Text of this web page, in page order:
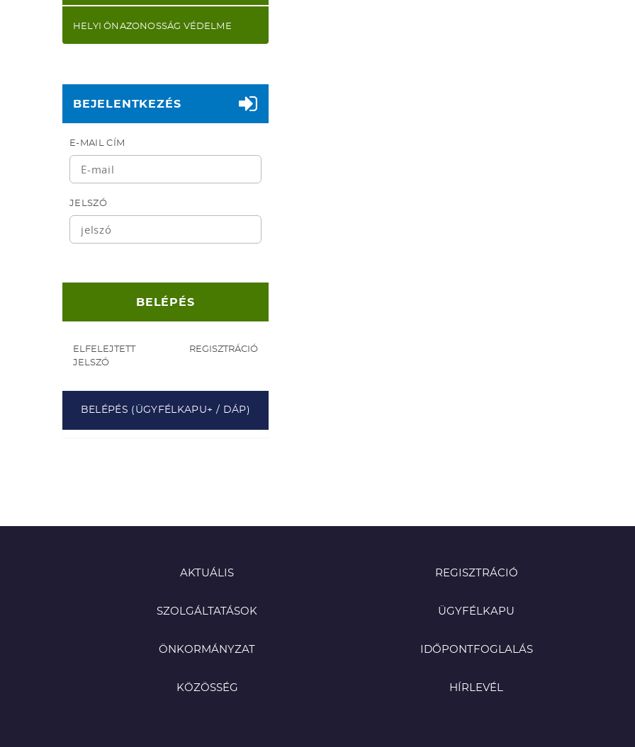
HELYI ÖNAZONOSSÁG VÉDELME
BEJELENTKEZÉS
E-MAIL CÍM
JELSZÓ
ELFELEJTETT
JELSZÓ
REGISZTRÁCIÓ
BELÉPÉS (ÜGYFÉLKAPU+ / DÁP)
AKTUÁLIS
SZOLGÁLTATÁSOK
ÖNKORMÁNYZAT
KÖZÖSSÉG
REGISZTRÁCIÓ
ÜGYFÉLKAPU
IDŐPONTFOGLALÁS
HÍRLEVÉL